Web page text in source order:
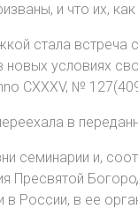
и что их,
стала встреча
новых условиях
CXXXV, №
в
семинарии и,
Пресвятой
в России, в ее